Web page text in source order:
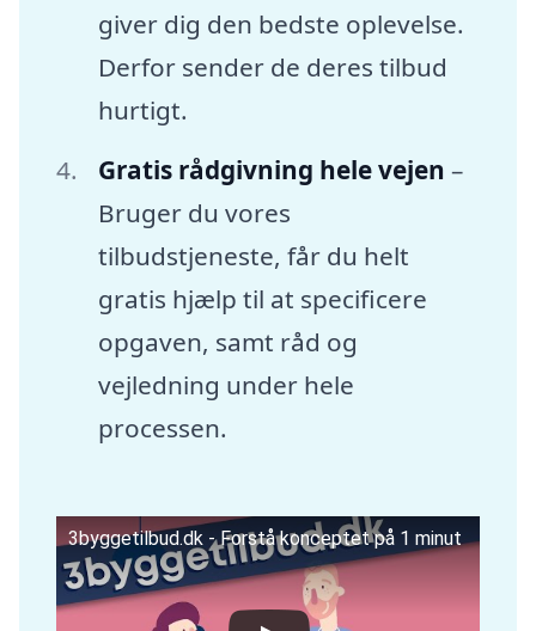
giver dig den bedste oplevelse.
Derfor sender de deres tilbud
hurtigt.
Gratis rådgivning hele vejen –
Bruger du vores
tilbudstjeneste, får du helt
gratis hjælp til at specificere
opgaven, samt råd og
vejledning under hele
processen.
3byggetilbud.dk - Forstå konceptet på 1 minut